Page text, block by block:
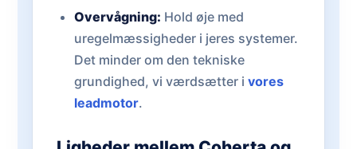
Overvågning: Hold øje med
uregelmæssigheder i jeres systemer.
Det minder om den tekniske
grundighed, vi værdsætter i vores
leadmotor.